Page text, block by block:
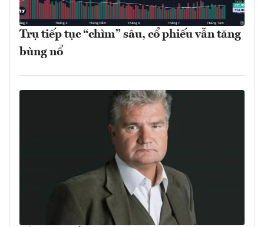
Trụ tiếp tục “chìm” sâu, cổ phiếu vẫn tăng
bùng nổ